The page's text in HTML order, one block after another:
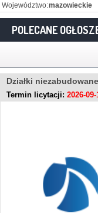
Województwo:mazowieckie
POLECANE
Działki
Termin licytacji: 2026-